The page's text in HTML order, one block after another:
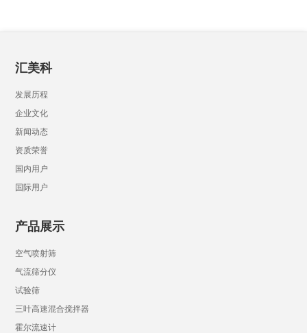
汇美科
发展历程
企业文化
新闻动态
资质荣誉
国内用户
国际用户
产品展示
空气喷射筛
气流筛分仪
试验筛
三叶高速混合搅拌器
霍尔流速计